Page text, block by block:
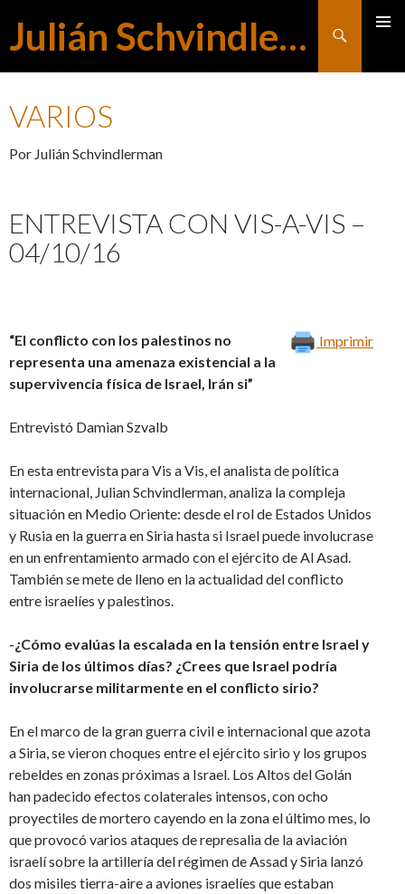
Julián Schvindlerman
Buscar
VARIOS
Por Julián Schvindlerman
ENTREVISTA CON VIS-A-VIS –
04/10/16
Imprimir
“El conflicto con los palestinos no
representa una amenaza existencial a la
supervivencia física de Israel, Irán si”
Entrevistó Damian Szvalb
En esta entrevista para Vis a Vis, el analista de política
internacional, Julian Schvindlerman, analiza la compleja
situación en Medio Oriente: desde el rol de Estados Unidos
y Rusia en la guerra en Siria hasta si Israel puede involucrase
en un enfrentamiento armado con el ejército de Al Asad.
También se mete de lleno en la actualidad del conflicto
entre israelíes y palestinos.
-¿Cómo evalúas la escalada en la tensión entre Israel y
Siria de los últimos días? ¿Crees que Israel podría
involucrarse militarmente en el conflicto sirio?
En el marco de la gran guerra civil e internacional que azota
a Siria, se vieron choques entre el ejército sirio y los grupos
rebeldes en zonas próximas a Israel. Los Altos del Golán
han padecido efectos colaterales intensos, con ocho
proyectiles de mortero cayendo en la zona el último mes, lo
que provocó varios ataques de represalia de la aviación
israelí sobre la artillería del régimen de Assad y Siria lanzó
dos misiles tierra-aire a aviones israelíes que estaban